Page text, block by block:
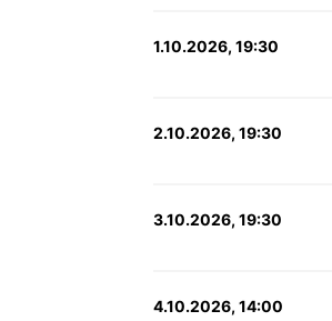
1.10.2026, 19:30
2.10.2026, 19:30
3.10.2026, 19:30
4.10.2026, 14:00